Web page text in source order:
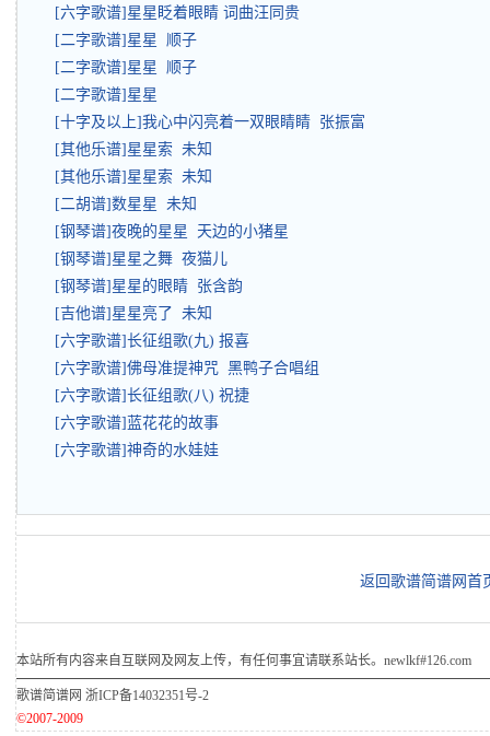
[六字歌谱]星星眨着眼睛 词曲汪同贵
[二字歌谱]星星 顺子
[二字歌谱]星星 顺子
[二字歌谱]星星
[十字及以上]我心中闪亮着一双眼睛睛 张振富
[其他乐谱]星星索 未知
[其他乐谱]星星索 未知
[二胡谱]数星星 未知
[钢琴谱]夜晚的星星 天边的小猪星
[钢琴谱]星星之舞 夜猫儿
[钢琴谱]星星的眼睛 张含韵
[吉他谱]星星亮了 未知
[六字歌谱]长征组歌(九) 报喜
[六字歌谱]佛母准提神咒 黑鸭子合唱组
[六字歌谱]长征组歌(八) 祝捷
[六字歌谱]蓝花花的故事
[六字歌谱]神奇的水娃娃
返回歌谱简谱网首
本站所有内容来自互联网及网友上传，有任何事宜请联系站长。newlkf#126.com
歌谱简谱网 浙ICP备14032351号-2
©2007-2009